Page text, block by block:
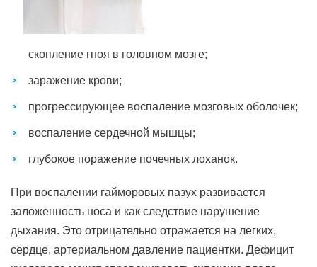
скопление гноя в головном мозге;
заражение крови;
прогрессирующее воспаление мозговых оболочек;
воспаление сердечной мышцы;
глубокое поражение почечных лоханок.
При воспалении гайморовых пазух развивается
заложенность носа и как следствие нарушение
дыхания. Это отрицательно отражается на легких,
сердце, артериальном давление пациентки. Дефицит